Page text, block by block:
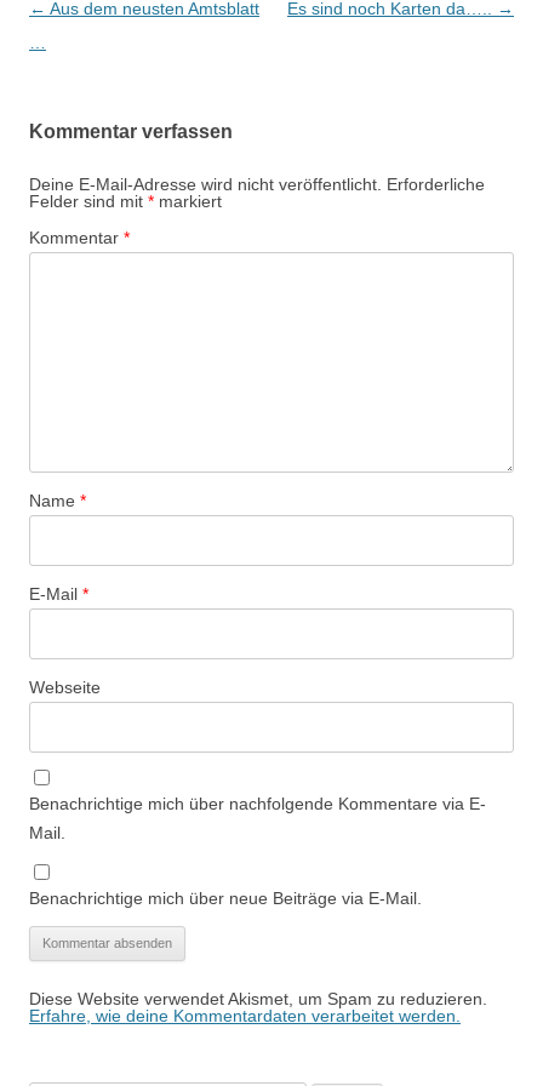
Beitrags-
← Aus dem neusten Amtsblatt
Es sind noch Karten da….. →
Kommentar verfassen
Deine E-Mail-Adresse wird nicht veröffentlicht. Erforderliche
Felder sind mit * markiert
Kommentar *
Name *
E-Mail *
Webseite
Benachrichtige mich über nachfolgende Kommentare via E-
Mail.
Benachrichtige mich über neue Beiträge via E-Mail.
Diese Website verwendet Akismet, um Spam zu reduzieren.
Erfahre, wie deine Kommentardaten verarbeitet werden.